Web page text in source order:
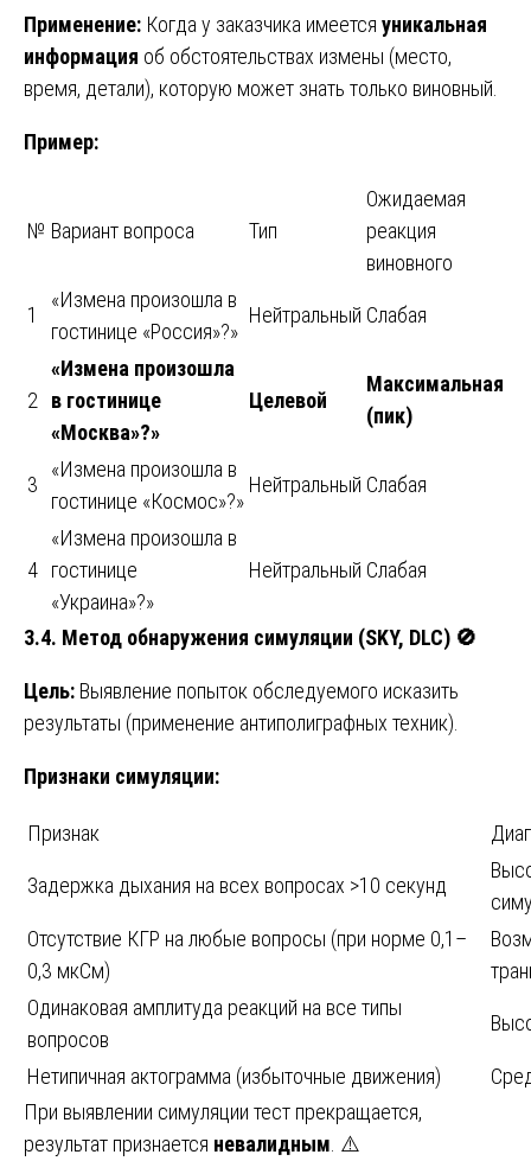
Применение: Когда у заказчика имеется уникальная
информация об обстоятельствах измены (место,
время, детали), которую может знать только виновный.
Пример:
№ Вариант вопроса Тип
Ожидаемая
реакция
виновного
1
«Измена произошла в
гостинице «Россия»?»
Нейтральный Слабая
2
«Измена произошла
в гостинице
«Москва»?»
Целевой
Максимальная
(пик)
3
«Измена произошла в
гостинице «Космос»?»
Нейтральный Слабая
4
«Измена произошла в
гостинице
«Украина»?»
Нейтральный Слабая
3.4. Метод обнаружения симуляции (SKY, DLC) 🚫
Цель: Выявление попыток обследуемого исказить
результаты (применение антиполиграфных техник).
Признаки симуляции:
Признак
Задержка дыхания на всех вопросах >10 секунд
Отсутствие КГР на любые вопросы (при норме 0,1–
0,3 мкСм)
Одинаковая амплитуда реакций на все типы
вопросов
Нетипичная актограмма (избыточные движения)
При выявлении симуляции тест прекращается,
результат признается невалидным . ⚠️